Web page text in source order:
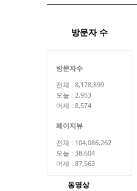
방문자 수
방문자수
전체 : 8,178,899
오늘 : 2,953
어제 : 8,574
페이지뷰
전체 : 104,086,262
오늘 : 38,604
어제 : 87,563
동영상
Sketchbook5,
Sketchbook5,